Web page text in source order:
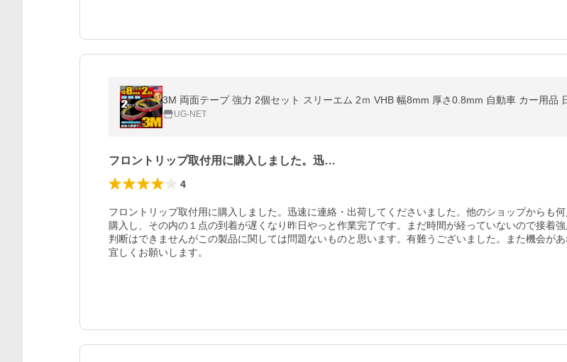
3M 両面テープ 強力 2個セット スリーエム 2ｍ VHB 幅8mm 厚さ0.8mm 自動車 カー用品
UG-NET
フロントリップ取付用に購入しました。迅…
4
フロントリップ取付用に購入しました。迅速に連絡・出荷してくださいました。他のショップからも
購入し、その内の１点の到着が遅くなり昨日やっと作業完了です。まだ時間が経っていないので接着
判断はできませんがこの製品に関しては問題ないものと思います。有難うございました。また機会が
宜しくお願いします。